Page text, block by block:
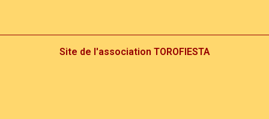
Site de l'association TOROFIESTA